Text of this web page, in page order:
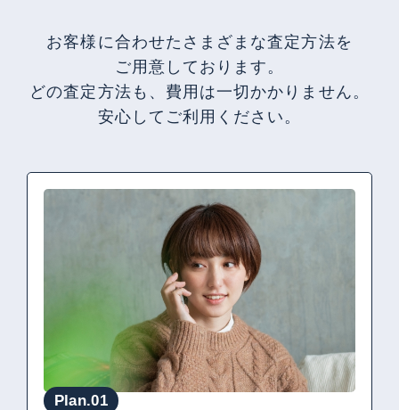
お客様に合わせたさまざまな査定方法を
ご用意しております。
どの査定方法も、費用は一切かかりません。
安心してご利用ください。
Plan.01